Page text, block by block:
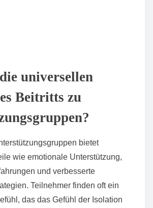
universellen
Beitritts zu
bietet
wie emotionale Unterstützung,
und verbesserte
Teilnehmer finden oft ein
das das Gefühl der Isolation